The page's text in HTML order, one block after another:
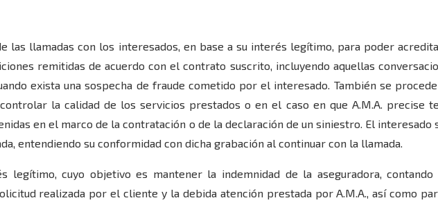
las llamadas con los interesados, en base a su interés legítimo, para poder
remitidas de acuerdo con el contrato suscrito, incluyendo aquellas
exista una sospecha de fraude cometido por el interesado. También se
la calidad de los servicios prestados o en el caso en que A.M.A. precise
en el marco de la contratación o de la declaración de un siniestro. El interesado
entendiendo su conformidad con dicha grabación al continuar con la llamada.
legítimo, cuyo objetivo es mantener la indemnidad de la aseguradora, contando
realizada por el cliente y la debida atención prestada por A.M.A., así como